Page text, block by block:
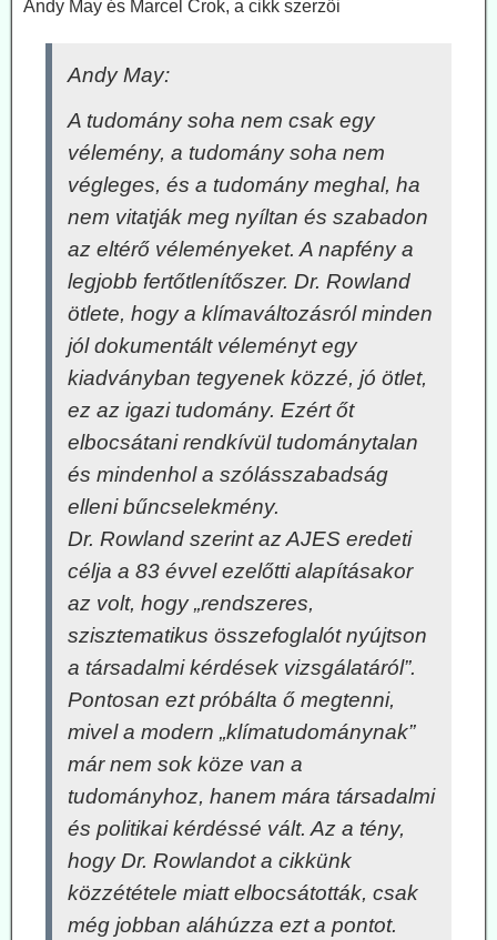
Andy May és Marcel Crok, a cikk szerzői
Andy May:
A tudomány soha nem csak egy
vélemény, a tudomány soha nem
végleges, és a tudomány meghal, ha
nem vitatják meg nyíltan és szabadon
az eltérő véleményeket. A napfény a
legjobb fertőtlenítőszer. Dr. Rowland
ötlete, hogy a klímaváltozásról minden
jól dokumentált véleményt egy
kiadványban tegyenek közzé, jó ötlet,
ez az igazi tudomány. Ezért őt
elbocsátani rendkívül tudománytalan
és mindenhol a szólásszabadság
elleni bűncselekmény.
Dr. Rowland szerint az AJES eredeti
célja a 83 évvel ezelőtti alapításakor
az volt, hogy „rendszeres,
szisztematikus összefoglalót nyújtson
a társadalmi kérdések vizsgálatáról”.
Pontosan ezt próbálta ő megtenni,
mivel a modern „klímatudománynak”
már nem sok köze van a
tudományhoz, hanem mára társadalmi
és politikai kérdéssé vált. Az a tény,
hogy Dr. Rowlandot a cikkünk
közzététele miatt elbocsátották, csak
még jobban aláhúzza ezt a pontot.